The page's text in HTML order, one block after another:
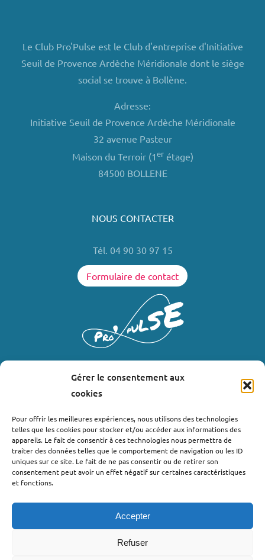
Gérer le consentement aux
cookies
Pour offrir les meilleures expériences, nous utilisons des technologies
telles que les cookies pour stocker et/ou accéder aux informations des
appareils. Le fait de consentir à ces technologies nous permettra de
traiter des données telles que le comportement de navigation ou les ID
uniques sur ce site. Le fait de ne pas consentir ou de retirer son
consentement peut avoir un effet négatif sur certaines caractéristiques
et fonctions.
Accepter
Refuser
Le Club Pro'Pulse est le Club d'entreprise d'Initiative
Seuil de Provence Ardèche Méridionale dont le siège
social se trouve à Bollène.
Adresse:
Initiative Seuil de Provence Ardèche Méridionale
32 avenue Pasteur
Maison du Terroir (1erétage)
84500 BOLLENE
NOUS CONTACTER
Tél. 04 90 30 97 15
Formulaire de contact
Où nous trouver ?
Bollène
Nyons
Valréas
Lachapelle-sous-Aubenas